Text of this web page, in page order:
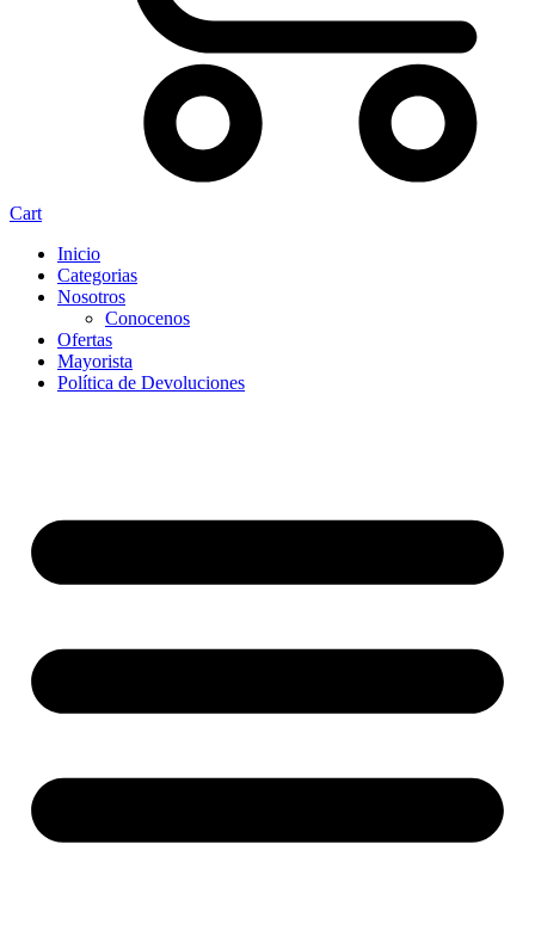
Cart
Inicio
Categorias
Nosotros
Conocenos
Ofertas
Mayorista
Política de Devoluciones